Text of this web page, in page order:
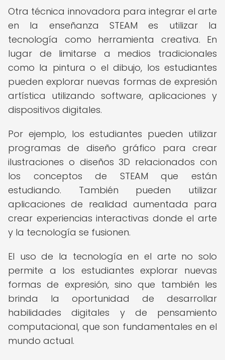
Otra técnica innovadora para integrar el arte
en la enseñanza STEAM es utilizar la
tecnología como herramienta creativa. En
lugar de limitarse a medios tradicionales
como la pintura o el dibujo, los estudiantes
pueden explorar nuevas formas de expresión
artística utilizando software, aplicaciones y
dispositivos digitales.
Por ejemplo, los estudiantes pueden utilizar
programas de diseño gráfico para crear
ilustraciones o diseños 3D relacionados con
los conceptos de STEAM que están
estudiando. También pueden utilizar
aplicaciones de realidad aumentada para
crear experiencias interactivas donde el arte
y la tecnología se fusionen.
El uso de la tecnología en el arte no solo
permite a los estudiantes explorar nuevas
formas de expresión, sino que también les
brinda la oportunidad de desarrollar
habilidades digitales y de pensamiento
computacional, que son fundamentales en el
mundo actual.